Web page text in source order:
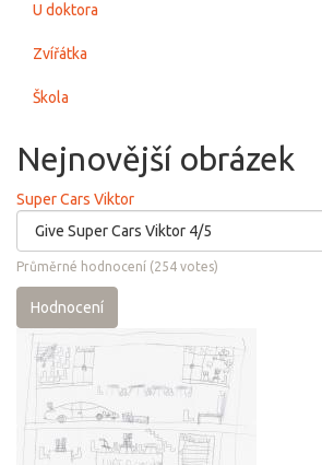
U doktora
Zvířátka
Škola
Nejnovější obrázek
Super Cars Viktor
Průměrné hodnocení (254 votes)
Hodnocení